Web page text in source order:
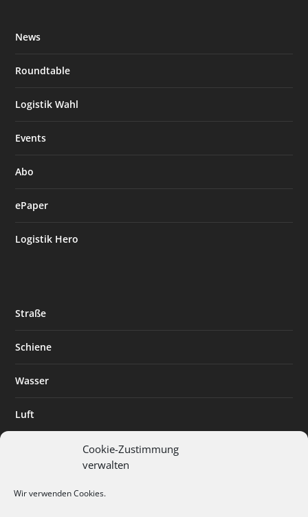
Cookie-Zustimmung
verwalten
Wir verwenden Cookies.
News
Roundtable
Logistik Wahl
Events
Abo
ePaper
Logistik Hero
Straße
Schiene
Wasser
Luft